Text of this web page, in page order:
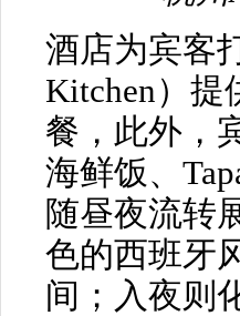
酒店为宾客
Kitchen）提
餐，此外，
海鲜饭、
随昼夜流转
色的西班牙
间；入夜则